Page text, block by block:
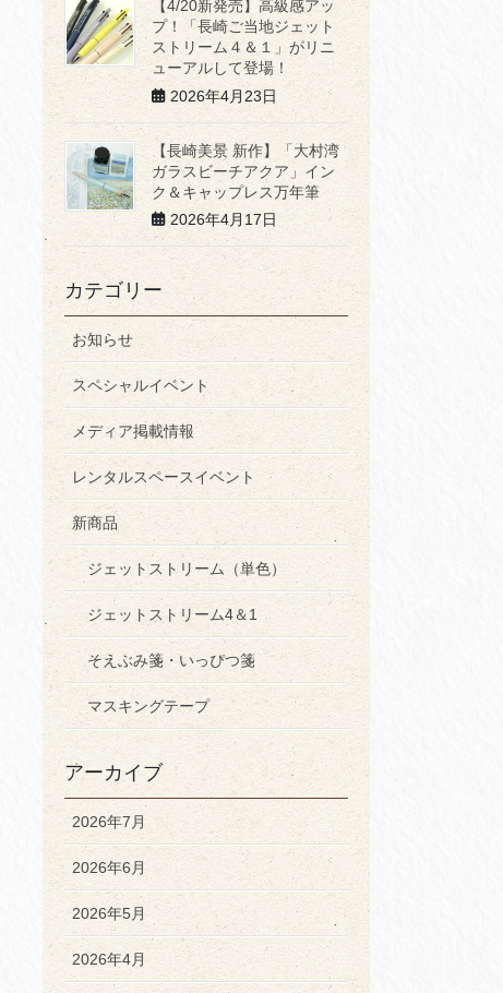
【4/20新発売】高級感アッ
プ！「長崎ご当地ジェット
ストリーム４＆１」がリニ
ューアルして登場！
2026年4月23日
【長崎美景 新作】「大村湾
ガラスビーチアクア」イン
ク＆キャップレス万年筆
2026年4月17日
カテゴリー
お知らせ
スペシャルイベント
メディア掲載情報
レンタルスペースイベント
新商品
ジェットストリーム（単色）
ジェットストリーム4＆1
そえぶみ箋・いっぴつ箋
マスキングテープ
アーカイブ
2026年7月
2026年6月
2026年5月
2026年4月